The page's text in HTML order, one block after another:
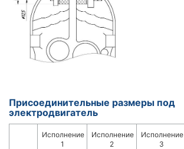
Присоединительные размеры под
электродвигатель
Исполнение
1
Исполнение
2
Исполнение
3